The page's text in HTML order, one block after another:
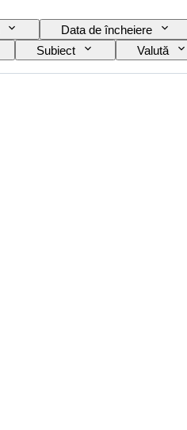
Data de încheiere
Subiect Valută